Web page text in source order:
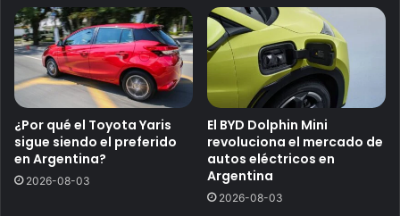
¿Por qué el Toyota Yaris
sigue siendo el preferido
en Argentina?
2026-08-03
El BYD Dolphin Mini
revoluciona el mercado de
autos eléctricos en
Argentina
2026-08-03